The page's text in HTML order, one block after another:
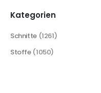
Kategorien
Schnitte (1261)
Stoffe (1050)